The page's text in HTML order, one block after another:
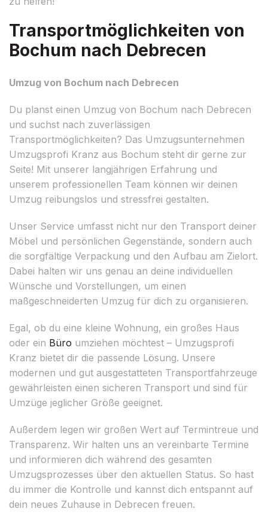
Transportmöglichkeiten von
Bochum nach Debrecen
Umzug von Bochum nach Debrecen
Du planst einen Umzug von Bochum nach Debrecen
und suchst nach zuverlässigen
Transportmöglichkeiten? Das Umzugsunternehmen
Umzugsprofi Kranz aus Bochum steht dir gerne zur
Seite! Mit unserer langjährigen Erfahrung und
unserem professionellen Team können wir deinen
Umzug reibungslos und stressfrei gestalten.
Unser Service umfasst nicht nur den Transport deiner
Möbel und persönlichen Gegenstände, sondern auch
die sorgfältige Verpackung und den Aufbau am Zielort.
Dabei halten wir uns genau an deine individuellen
Wünsche und Vorstellungen, um einen
maßgeschneiderten Umzug für dich zu organisieren.
Egal, ob du eine kleine Wohnung, ein großes Haus
oder ein Büro umziehen möchtest – Umzugsprofi
Kranz bietet dir die passende Lösung. Unsere
modernen und gut ausgestatteten Transportfahrzeuge
gewährleisten einen sicheren Transport und sind für
Umzüge jeglicher Größe geeignet.
Außerdem legen wir großen Wert auf Termintreue und
Transparenz. Wir halten uns an vereinbarte Termine
und informieren dich während des gesamten
Umzugsprozesses über den aktuellen Status. So hast
du immer die Kontrolle und kannst dich entspannt auf
dein neues Zuhause in Debrecen freuen.